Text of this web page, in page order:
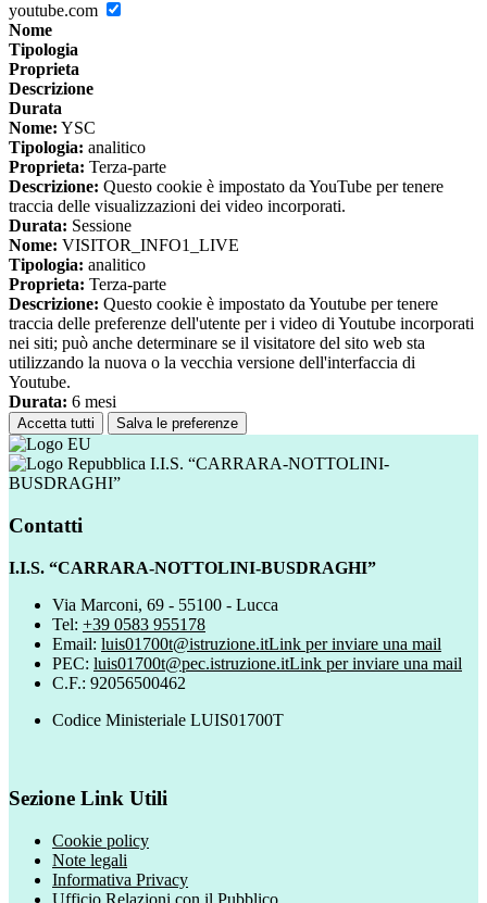
youtube.com
Nome
Tipologia
Proprieta
Descrizione
Durata
Nome: YSC
Tipologia: analitico
Proprieta: Terza-parte
Descrizione: Questo cookie è impostato da YouTube per tenere
traccia delle visualizzazioni dei video incorporati.
Durata: Sessione
Nome: VISITOR_INFO1_LIVE
Tipologia: analitico
Proprieta: Terza-parte
Descrizione: Questo cookie è impostato da Youtube per tenere
traccia delle preferenze dell'utente per i video di Youtube incorporati
nei siti; può anche determinare se il visitatore del sito web sta
utilizzando la nuova o la vecchia versione dell'interfaccia di
Youtube.
Durata: 6 mesi
Accetta tutti Salva le preferenze
I.I.S. “CARRARA-NOTTOLINI-
BUSDRAGHI”
Contatti
I.I.S. “CARRARA-NOTTOLINI-BUSDRAGHI”
Via Marconi, 69 - 55100 - Lucca
Tel: +39 0583 955178
Email: luis01700t@istruzione.itLink per inviare una mail
PEC: luis01700t@pec.istruzione.itLink per inviare una mail
C.F.: 92056500462
Codice Ministeriale LUIS01700T
Sezione Link Utili
Cookie policy
Note legali
Informativa Privacy
Ufficio Relazioni con il Pubblico